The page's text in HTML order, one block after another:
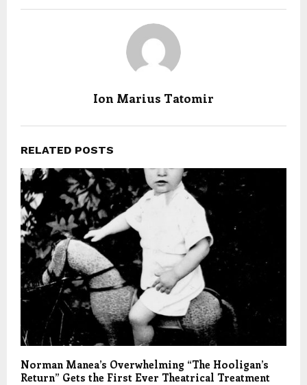
Ion Marius Tatomir
RELATED POSTS
Norman Manea’s Overwhelming “The Hooligan’s
Return” Gets the First Ever Theatrical Treatment